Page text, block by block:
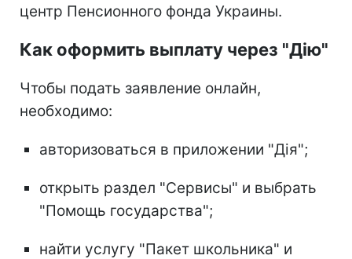
центр Пенсионного фонда Украины.
Как оформить выплату через "Дію"
Чтобы подать заявление онлайн,
необходимо:
авторизоваться в приложении "Дія";
открыть раздел "Сервисы" и выбрать
"Помощь государства";
найти услугу "Пакет школьника" и